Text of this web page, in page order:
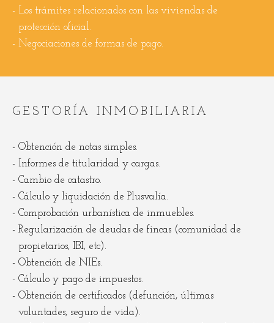
Los trámites relacionados con las viviendas de
protección oficial.
Negociaciones de formas de pago.
GESTORÍA INMOBILIARIA
Obtención de notas simples.
Informes de titularidad y cargas.
Cambio de catastro.
Cálculo y liquidación de Plusvalía.
Comprobación urbanística de inmuebles.
Regularización de deudas de fincas (comunidad de
propietarios, IBI, etc).
Obtención de NIEs.
Cálculo y pago de impuestos.
Obtención de certificados (defunción, últimas
voluntades, seguro de vida).